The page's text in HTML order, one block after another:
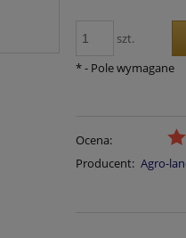
szt.
*- Pole wymagane
Ocena:
Producent: Agro-